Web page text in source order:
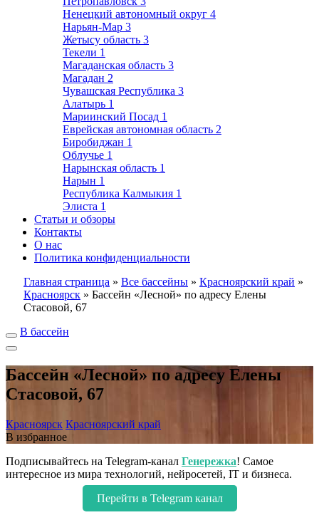
Ненецкий автономный округ 4
Нарьян-Мар 3
Жетысу область 3
Текели 1
Магаданская область 3
Магадан 2
Чувашская Республика 3
Алатырь 1
Мариинский Посад 1
Еврейская автономная область 2
Биробиджан 1
Облучье 1
Нарынская область 1
Нарын 1
Республика Калмыкия 1
Элиста 1
Статьи и обзоры
Контакты
О нас
Политика конфиденциальности
Главная страница » Все бассейны » Красноярский край »
Красноярск » Бассейн «Лесной» по адресу Елены
Стасовой, 67
В бассейн
Бассейн «Лесной» по адресу Елены
Стасовой, 67
Красноярск Красноярский край
В избранное
Подписывайтесь на Telegram-канал Генережка! Самое
интересное из мира технологий, нейросетей, IT и бизнеса.
Перейти в Telegram канал